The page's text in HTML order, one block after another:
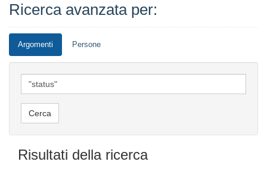
Ricerca avanzata per:
Argomenti Persone
Risultati della ricerca